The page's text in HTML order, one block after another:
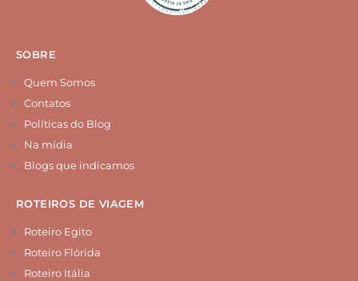
r
e
SOBRE
Quem Somos
Contatos
Políticas do Blog
Na mídia
Blogs que indicamos
ROTEIROS DE VIAGEM
Roteiro Egito
Roteiro Flórida
Roteiro Itália